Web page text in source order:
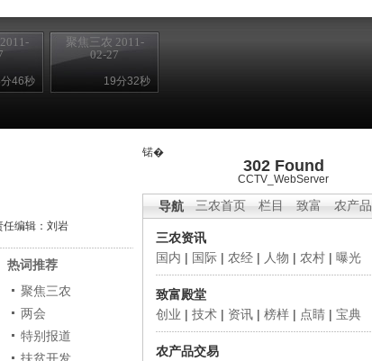
46秒
聚焦三农 2011-
02-27
19分32秒
锘�
302 Found
CCTV_WebServer
三农首页 栏目 致富 农产品
导航
三农资讯
国内 | 国际 | 农经 | 人物 | 农村 | 曝光
致富殿堂
创业 | 技术 | 资讯 | 榜样 | 点睛 | 宝典
农产品交易
任编辑：刘岩
热词推荐
聚焦三农
两会
特别报道